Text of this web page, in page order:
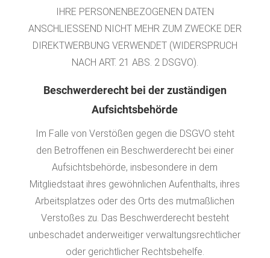
IHRE PERSONENBEZOGENEN DATEN
ANSCHLIESSEND NICHT MEHR ZUM ZWECKE DER
DIREKTWERBUNG VERWENDET (WIDERSPRUCH
NACH ART. 21 ABS. 2 DSGVO).
Beschwerde­recht bei der zuständigen
Aufsichts­behörde
Im Falle von Verstößen gegen die DSGVO steht
den Betroffenen ein Beschwerderecht bei einer
Aufsichtsbehörde, insbesondere in dem
Mitgliedstaat ihres gewöhnlichen Aufenthalts, ihres
Arbeitsplatzes oder des Orts des mutmaßlichen
Verstoßes zu. Das Beschwerderecht besteht
unbeschadet anderweitiger verwaltungsrechtlicher
oder gerichtlicher Rechtsbehelfe.